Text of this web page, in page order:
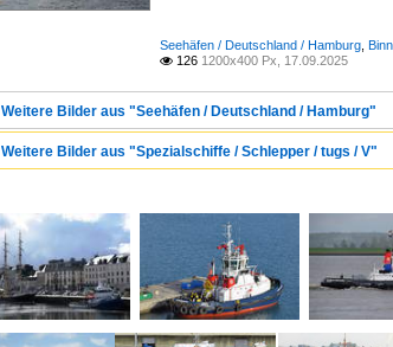
Seehäfen / Deutschland / Hamburg
 126 1200x400 Px, 17.09.2025
Weitere Bilder aus "Seehäfen / Deutschland / Hamburg"
Weitere Bilder aus "Spezialschiffe / Schlepper / tugs / V"